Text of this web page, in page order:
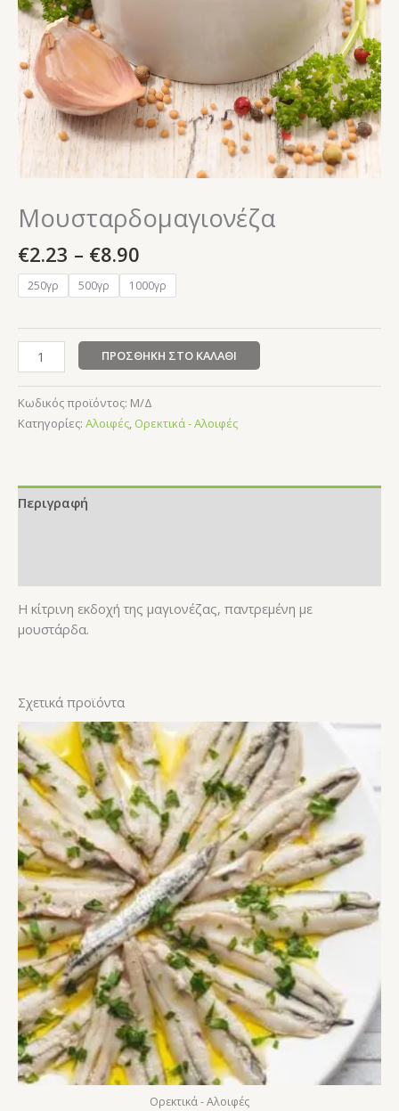
Μουσταρδομαγιονέζα
€2.23 – €8.90
250γρ 500γρ 1000γρ
ΠΡΟΣΘΉΚΗ ΣΤΟ ΚΑΛΆΘΙ
Κωδικός προϊόντος: Μ/Δ
Κατηγορίες: Αλοιφές Ορεκτικά - Αλοιφές
Περιγραφή
Η κίτρινη εκδοχή της μαγιονέζας, παντρεμένη με
μουστάρδα.
Σχετικά προϊόντα
Ορεκτικά - Αλοιφές